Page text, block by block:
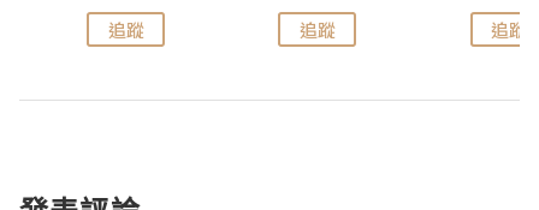
追蹤 追蹤 追蹤